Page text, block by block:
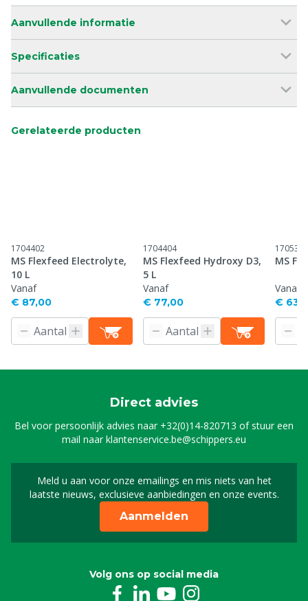
Aanvullende informatie
Specificaties
Aanvullende documenten
Gerelateerde producten
1704402
MS Flexfeed Electrolyte,
10 L
Vanaf
€ 87,00
1704404
MS Flexfeed Hydroxy D3,
5 L
Vanaf
€ 77,00
1705314
MS
Vanaf
€
Direct advies
Bel voor persoonlijk advies naar +32(0)14-820713 of stuur een
mail naarklantenservice.be@schippers.eu
Meld u aan voor onze emailings en mis niets van het
laatste nieuws, exclusieve aanbiedingen en onze events.
Meld u aan voor onze
Aanmelden
Volg ons op social media